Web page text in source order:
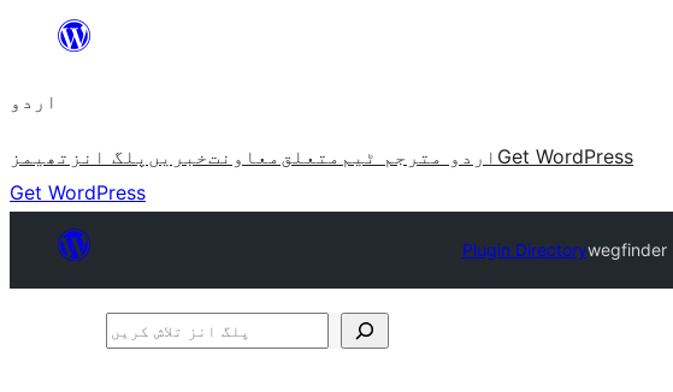
چھوڑیں
پر
اردو
تھیمز پلگ انز خبریںمعاونت متعلق اردو مترجم ٹیم Get WordPress
Get WordPress
Plugin Directorywegfinder
پلگ